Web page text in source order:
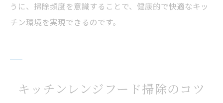
うに、掃除頻度を意識することで、健康的で快適なキッ
チン環境を実現できるのです。
キッチンレンジフード掃除のコツ